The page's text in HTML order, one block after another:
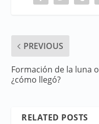
PREVIOUS
Formación de la luna o
¿cómo llegó?
RELATED POSTS